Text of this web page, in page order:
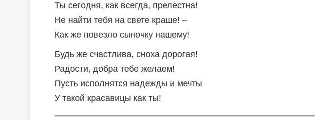
Ты сегодня, как всегда, прелестна!
Не найти тебя на свете краше! –
Как же повезло сыночку нашему!
Будь же счастлива, сноха дорогая!
Радости, добра тебе желаем!
Пусть исполнятся надежды и мечты
У такой красавицы как ты!